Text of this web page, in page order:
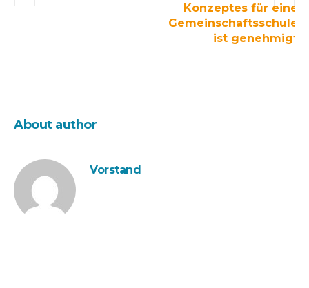
Konzeptes für eine
Gemeinschaftsschule
ist genehmigt
About author
Vorstand